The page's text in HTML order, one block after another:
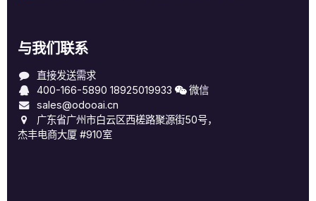
与我们联系
直接发送需求
400-166-5890 18925019933
微信
sales@odooai.cn
广东省广州市白云区西槎路聚源街50号，
杰丰电商大厦 #910室